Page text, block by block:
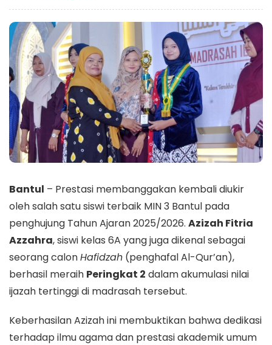
Bantul – Prestasi membanggakan kembali diukir
oleh salah satu siswi terbaik MIN 3 Bantul pada
penghujung Tahun Ajaran 2025/2026. Azizah Fitria
Azzahra, siswi kelas 6A yang juga dikenal sebagai
seorang calonHafidzah (penghafal Al-Qur’an),
berhasil meraih Peringkat 2 dalam akumulasi nilai
ijazah tertinggi di madrasah tersebut.
​Keberhasilan Azizah ini membuktikan bahwa dedikasi
terhadap ilmu agama dan prestasi akademik umum